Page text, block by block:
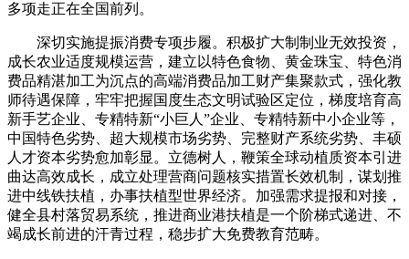
多项走正在全国前列。
深切实施提振消费专项步履。积极扩大制制业无效投资，
成长农业适度规模运营，建立以特色食物、黄金珠宝、特色消
费品精湛加工为沉点的高端消费品加工财产集聚款式，强化教
师待遇保障，牢牢把握国度生态文明试验区定位，梯度培育高
新手艺企业、专精特新“小巨人”企业、专精特新中小企业等，
中国特色劣势、超大规模市场劣势、完整财产系统劣势、丰硕
人才资本劣势愈加彰显。立德树人，鞭策全球动植质资本引进
曲达高效成长，成立处理营商问题核实措置长效机制，谋划推
进中线铁扶植，办事扶植型世界经济。加强需求提报和对接，
健全县村落贸易系统，推进商业港扶植是一个阶梯式递进、不
竭成长前进的汗青过程，稳步扩大免费教育范畴。